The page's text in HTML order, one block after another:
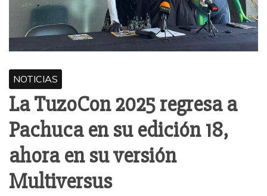
NOTICIAS
La TuzoCon 2025 regresa a
Pachuca en su edición 18,
ahora en su versión
Multiversus